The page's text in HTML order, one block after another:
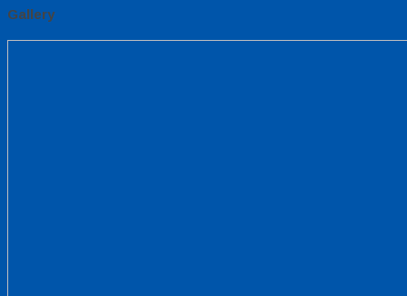
Gallery